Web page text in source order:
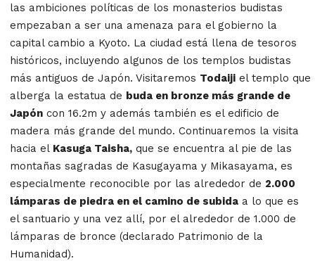
las ambiciones políticas de los monasterios budistas
empezaban a ser una amenaza para el gobierno la
capital cambio a Kyoto. La ciudad está llena de tesoros
históricos, incluyendo algunos de los templos budistas
más antiguos de Japón. Visitaremos Todaiji el templo que
alberga la estatua de buda en bronze más grande de
Japón con 16.2m y además también es el edificio de
madera más grande del mundo. Continuaremos la visita
hacia el Kasuga Taisha, que se encuentra al pie de las
montañas sagradas de Kasugayama y Mikasayama, es
especialmente reconocible por las alrededor de 2.000
lámparas de piedra en el camino de subida a lo que es
el santuario y una vez allí, por el alrededor de 1.000 de
lámparas de bronce (declarado Patrimonio de la
Humanidad).